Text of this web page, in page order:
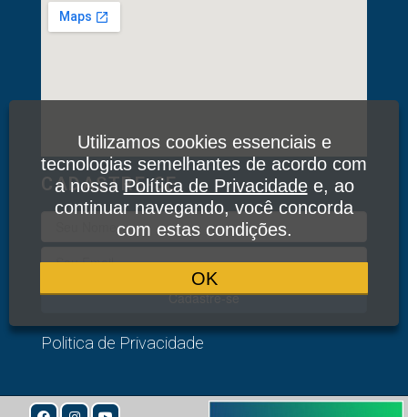
CADASTRE-SE
Cadastre-se
Politica de Privacidade
Utilizamos cookies essenciais e
tecnologias semelhantes de acordo com
a nossaPolítica de Privacidadee, ao
continuar navegando, você concorda
com estas condições.
OK